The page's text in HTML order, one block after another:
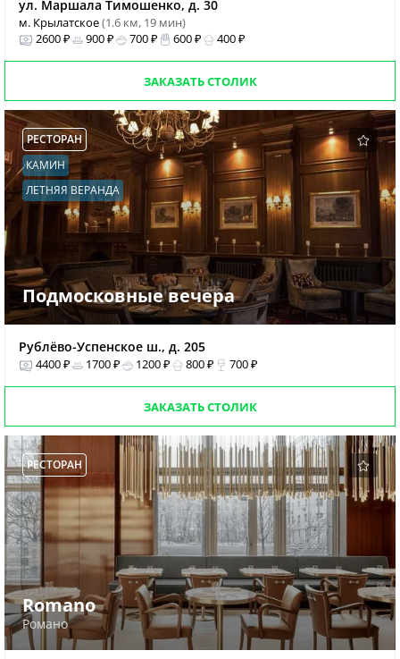
ул. Маршала Тимошенко, д. 30
м. Крылатское(1.6 км, 19 мин)
2600 ₽
900 ₽ 700 ₽ 600 ₽ 400 ₽
ЗАКАЗАТЬ СТОЛИК
РЕСТОРАН
КАМИН
ЛЕТНЯЯ ВЕРАНДА
Подмосковные вечера
Рублёво-Успенское ш., д. 205
4400 ₽ 1700 ₽ 1200 ₽ 800 ₽ 700 ₽
ЗАКАЗАТЬ СТОЛИК
РЕСТОРАН
Romano
Романо